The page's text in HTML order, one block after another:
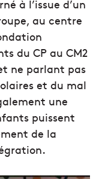
à l’issue d’un
au centre
du CP au CM2
ne parlant pas
et du mal
une
puissent
de la